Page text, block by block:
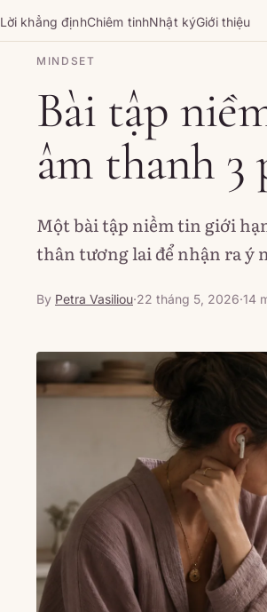
Lời khẳng địnhChiêm tinhNhật kýGiới thiệu
MINDSET
Bài tập
âm thanh 3
Một bài tập niềm tin giới
thân tương lai để nhận ra ý
By Petra Vasiliou·22 tháng 5, 2026·14